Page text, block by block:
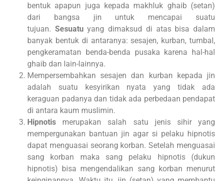
bentuk apapun juga kepada makhluk ghaib (setan)
dari bangsa jin untuk mencapai suatu
tujuan. Sesuatu yang dimaksud di atas bisa dalam
banyak bentuk di antaranya: sesajen, kurban, tumbal,
pengkeramatan benda-benda pusaka karena hal-hal
ghaib dan lain-lainnya.
Mempersembahkan sesajen dan kurban kepada jin
adalah suatu kesyirikan nyata yang tidak ada
keraguan padanya dan tidak ada perbedaan pendapat
di antara kaum muslimin.
Hipnotis merupakan salah satu jenis sihir yang
mempergunakan bantuan jin agar si pelaku hipnotis
dapat menguasai seorang korban. Setelah menguasai
sang korban maka sang pelaku hipnotis (dukun
hipnotis) bisa mengendalikan sang korban menurut